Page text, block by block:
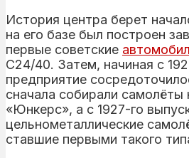
История центра берет
на его базе был построен
первые советские
С24/40. Затем, начиная с
предприятие
сначала собирали самолёты
«Юнкерс», а с 1927-го
цельнометаллические
ставшие первыми такого